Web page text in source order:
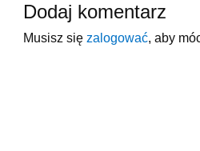
Dodaj komentarz
Musisz się zalogować , aby